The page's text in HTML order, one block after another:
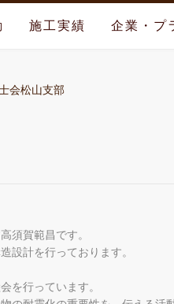
施工実績 企業・プ
須賀範昌です。
設計を行っております。
を行っています。